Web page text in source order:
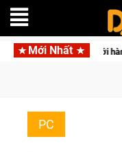
Mới Nhất
hành trình đầy cảm xúc,
PC